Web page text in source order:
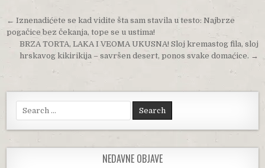
Post navigation
← Iznenadićete se kad vidite šta sam stavila u testo: Najbrze
pogačice bez čekanja, tope se u ustima!
BRZA TORTA, LAKA I VEOMA UKUSNA! Sloj kremastog fila, sloj
hrskavog kikirikija – savršen desert, ponos svake domaćice. →
Search for:
NEDAVNE OBJAVE